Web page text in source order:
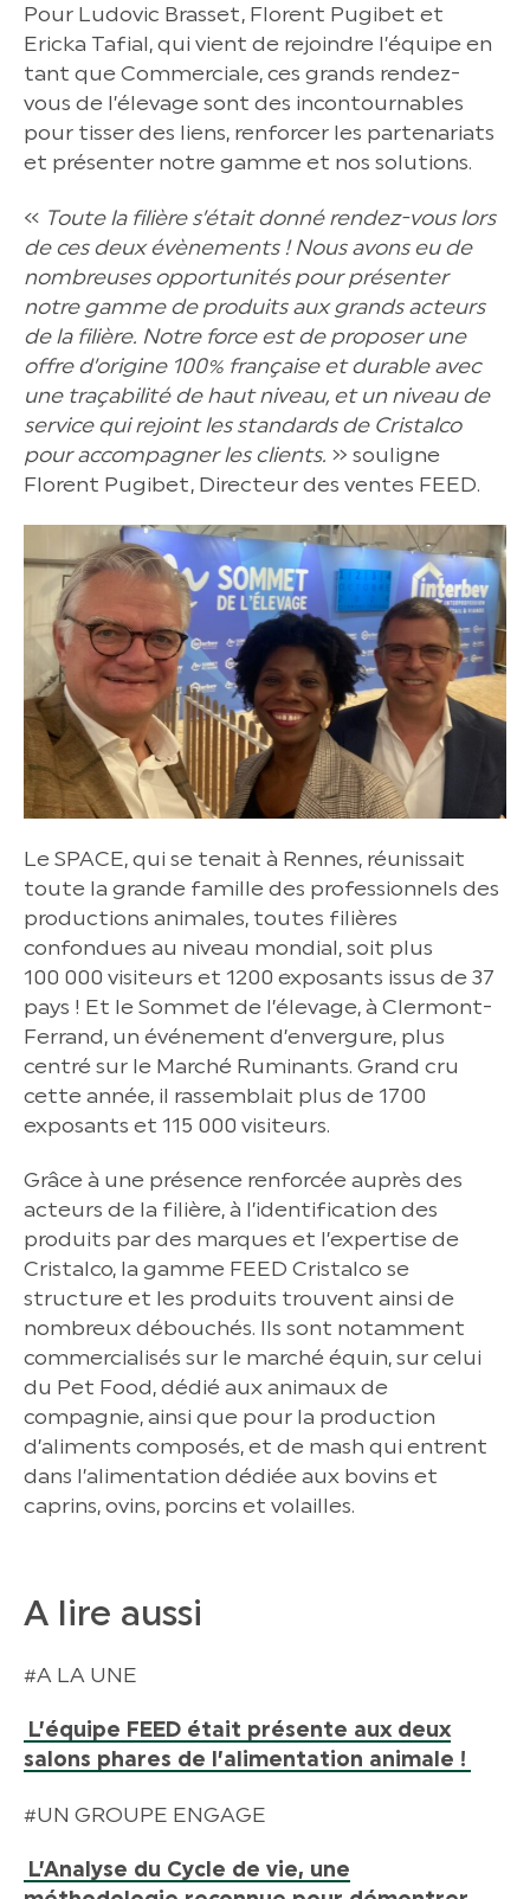
Pour Ludovic Brasset, Florent Pugibet et
Ericka Tafial, qui vient de rejoindre l’équipe en
tant que Commerciale, ces grands rendez-
vous de l’élevage sont des incontournables
pour tisser des liens, renforcer les partenariats
et présenter notre gamme et nos solutions.
« Toute la filière s’était donné rendez-vous lors
de ces deux évènements ! Nous avons eu de
nombreuses opportunités pour présenter
notre gamme de produits aux grands acteurs
de la filière. Notre force est de proposer une
offre d’origine 100% française et durable avec
une traçabilité de haut niveau, et un niveau de
service qui rejoint les standards de Cristalco
pour accompagner les clients. » souligne
Florent Pugibet, Directeur des ventes FEED.
Le SPACE, qui se tenait à Rennes, réunissait
toute la grande famille des professionnels des
productions animales, toutes filières
confondues au niveau mondial, soit plus
100 000 visiteurs et 1200 exposants issus de 37
pays ! Et le Sommet de l’élevage, à Clermont-
Ferrand, un événement d’envergure, plus
centré sur le Marché Ruminants. Grand cru
cette année, il rassemblait plus de 1700
exposants et 115 000 visiteurs.
Grâce à une présence renforcée auprès des
acteurs de la filière, à l’identification des
produits par des marques et l’expertise de
Cristalco, la gamme FEED Cristalco se
structure et les produits trouvent ainsi de
nombreux débouchés. Ils sont notamment
commercialisés sur le marché équin, sur celui
du Pet Food, dédié aux animaux de
compagnie, ainsi que pour la production
d’aliments composés, et de mash qui entrent
dans l’alimentation dédiée aux bovins et
caprins, ovins, porcins et volailles.
A lire aussi
#A LA UNE
L’équipe FEED était présente aux deux
salons phares de l’alimentation animale !
#UN GROUPE ENGAGE
L’Analyse du Cycle de vie, une